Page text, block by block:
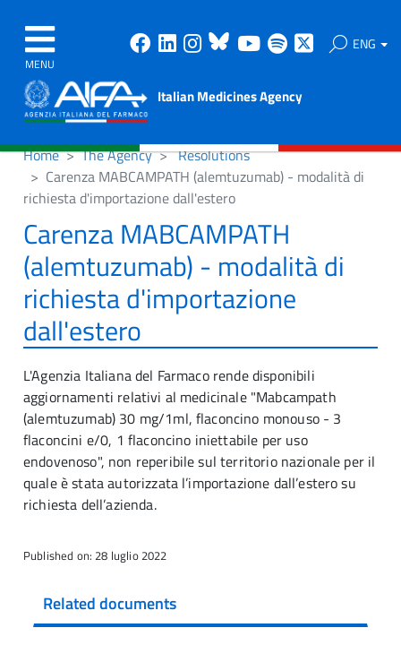
MENU
Facebook
Linkedin
Instagram
Bluesky
Youtube
Spotify ENG
Italian Medicines Agency
Home The Agency
Resolutions
Carenza MABCAMPATH (alemtuzumab) - modalità di
richiesta d'importazione dall'estero
Carenza MABCAMPATH
(alemtuzumab) - modalità di
richiesta d'importazione
dall'estero
L'Agenzia Italiana del Farmaco rende disponibili
aggiornamenti relativi al medicinale "Mabcampath
(alemtuzumab) 30 mg/1ml, flaconcino monouso - 3
flaconcini e/0, 1 flaconcino iniettabile per uso
endovenoso", non reperibile sul territorio nazionale per il
quale è stata autorizzata l’importazione dall’estero su
richiesta dell’azienda.
Published on: 28 luglio 2022
Related documents